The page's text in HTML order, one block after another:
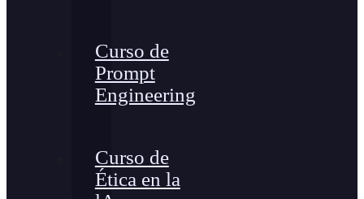
Curso de
Prompt
Engineering
Curso de
Ética en la